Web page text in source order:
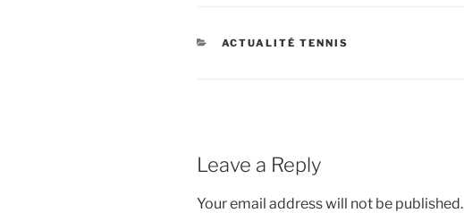
CATEGORIES
ACTUALITÉ TENNIS
Leave a Reply
Your email address will not be published.